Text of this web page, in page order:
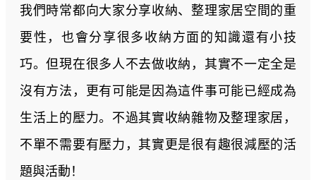
我們時常都向大家分享收納、整理家居空間的重
要性，也會分享很多收納方面的知識還有小技
巧。但現在很多人不去做收納，其實不一定全是
沒有方法，更有可能是因為這件事可能已經成為
生活上的壓力。不過其實收納雜物及整理家居，
不單不需要有壓力，其實更是很有趣很減壓的活
題與活動！